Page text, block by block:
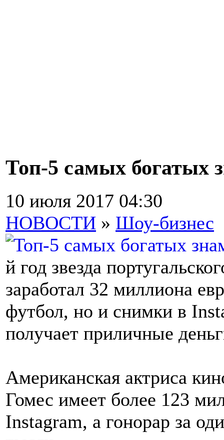
Топ-5 самых богатых
10 июля 2017 04:30
НОВОСТИ » Шоу-бизнес
й год звезда
заработал 32 миллиона
футбол, но и снимки в
получает приличные
Американская актриса
Гомес имеет более 123
Instagram, а гонорар за